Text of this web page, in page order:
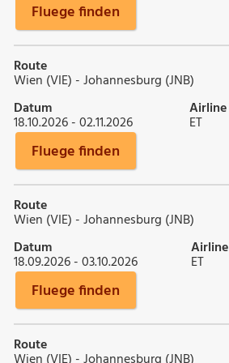
Fluege finden
Route
Wien (VIE) - Johannesburg (JNB)
Datum
18.10.2026 - 02.11.2026
Airline
ET
Fluege finden
Route
Wien (VIE) - Johannesburg (JNB)
Datum
18.09.2026 - 03.10.2026
Airline
ET
Fluege finden
Route